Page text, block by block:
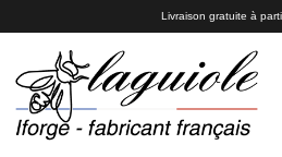
Livraison gratuite à